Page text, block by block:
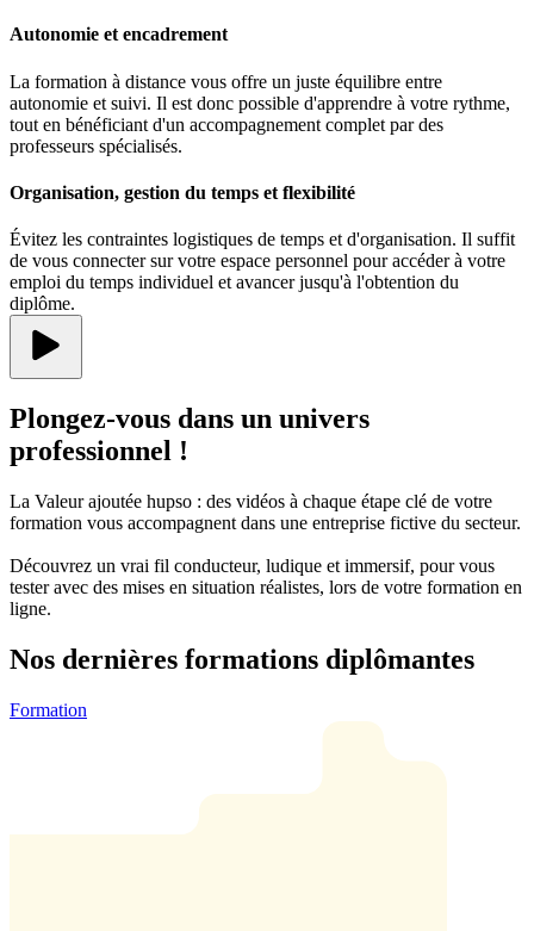
Autonomie et encadrement
La formation à distance vous offre un juste équilibre entre
autonomie et suivi. Il est donc possible d'apprendre à votre rythme,
tout en bénéficiant d'un accompagnement complet par des
professeurs spécialisés.
Organisation, gestion du temps et flexibilité
Évitez les contraintes logistiques de temps et d'organisation. Il suffit
de vous connecter sur votre espace personnel pour accéder à votre
emploi du temps individuel et avancer jusqu'à l'obtention du
diplôme.
Plongez-vous dans un univers
professionnel !
La Valeur ajoutée hupso : des vidéos à chaque étape clé de votre
formation vous accompagnent dans une entreprise fictive du secteur.
Découvrez un vrai fil conducteur, ludique et immersif, pour vous
tester avec des mises en situation réalistes, lors de votre formation en
ligne.
Nos dernières formations diplômantes
Formation